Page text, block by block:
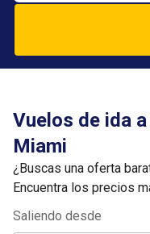
Vuelos de ida
Miami
¿Buscas una oferta
Encuentra los precios
Saliendo desde